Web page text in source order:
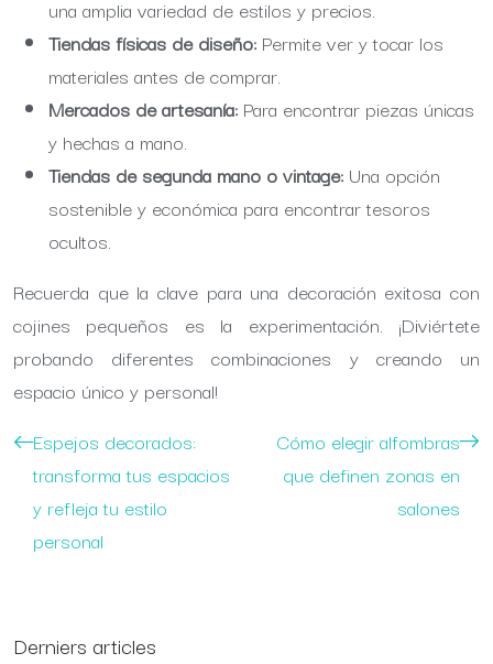
una amplia variedad de estilos y precios.
Tiendas físicas de diseño: Permite ver y tocar los
materiales antes de comprar.
Mercados de artesanía: Para encontrar piezas únicas
y hechas a mano.
Tiendas de segunda mano o vintage: Una opción
sostenible y económica para encontrar tesoros
ocultos.
Recuerda que la clave para una decoración exitosa con
cojines pequeños es la experimentación. ¡Diviértete
probando diferentes combinaciones y creando un
espacio único y personal!
Espejos decorados:
transforma tus espacios
y refleja tu estilo
personal
Cómo elegir alfombras
que definen zonas en
salones
Derniers articles